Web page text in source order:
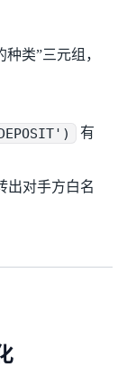
种类”三元组，
有
出对手方白名